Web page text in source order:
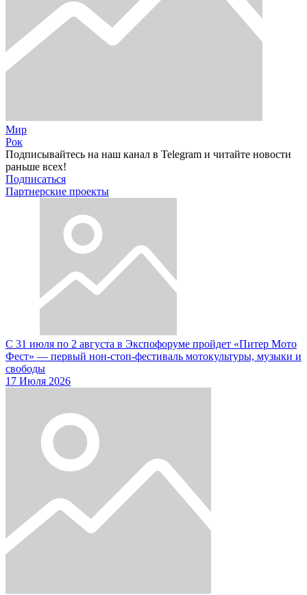
Мир
Рок
Подписывайтесь на наш канал в Telegram и читайте новости
раньше всех!
Подписаться
Партнерские проекты
С 31 июля по 2 августа в Экспофоруме пройдет «Питер Мото
Фест» — первый нон-стоп-фестиваль мотокультуры, музыки и
свободы
17 Июля 2026